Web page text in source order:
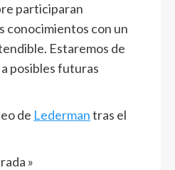
participaran
conocimientos con un
Estaremos de
posibles futuras
de Ledermantras el
»